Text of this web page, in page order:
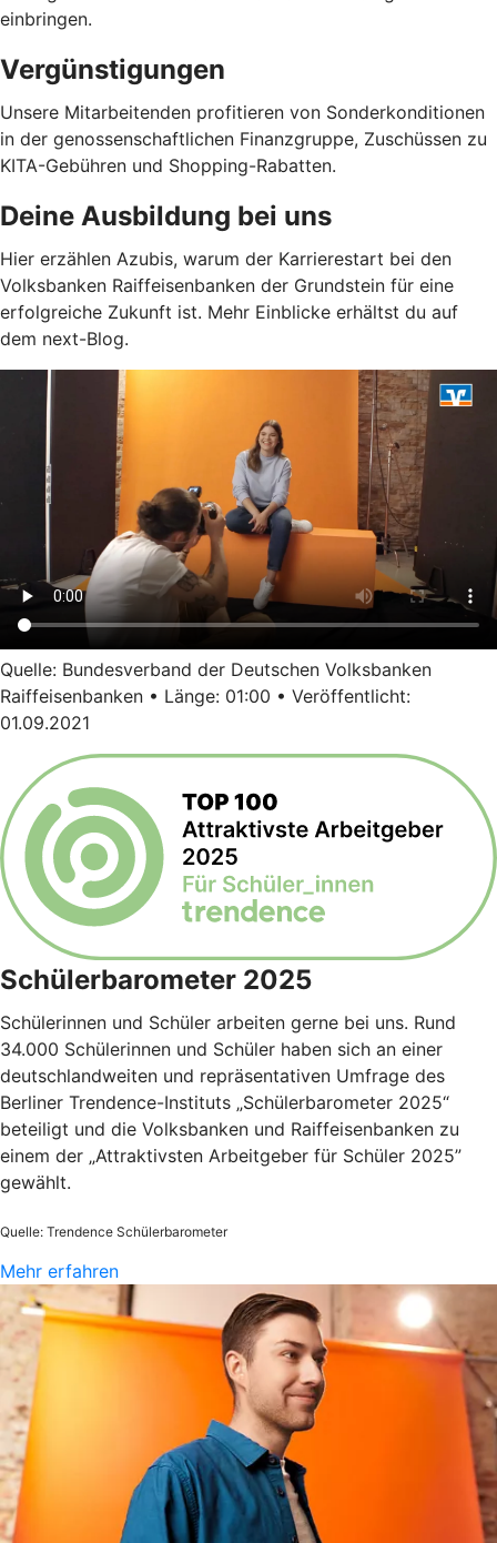
einbringen.
Vergünstigungen
Unsere Mitarbeitenden profitieren von Sonderkonditionen
in der genossenschaftlichen Finanzgruppe, Zuschüssen zu
KITA-Gebühren und Shopping-Rabatten.
Deine Ausbildung bei uns
Hier erzählen Azubis, warum der Karrierestart bei den
Volksbanken Raiffeisenbanken der Grundstein für eine
erfolgreiche Zukunft ist. Mehr Einblicke erhältst du auf
dem next-Blog.
Quelle: Bundesverband der Deutschen Volksbanken
Raiffeisenbanken • Länge: 01:00 • Veröffentlicht:
01.09.2021
Schülerbarometer 2025
Schülerinnen und Schüler arbeiten gerne bei uns. Rund
34.000 Schülerinnen und Schüler haben sich an einer
deutschlandweiten und repräsentativen Umfrage des
Berliner Trendence-Instituts „Schülerbarometer 2025“
beteiligt und die Volksbanken und Raiffeisenbanken zu
einem der „Attraktivsten Arbeitgeber für Schüler 2025”
gewählt.
Quelle: Trendence Schülerbarometer
Mehr erfahren